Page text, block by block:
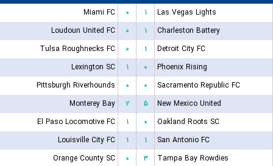
Miami FC
۰ ۱
Las Vegas Lights
Loudoun United FC
۰ ۱
Charleston Battery
Tulsa Roughnecks FC
۰ ۱
Detroit City FC
Lexington SC
۱ ۰
Phoenix Rising
Pittsburgh Riverhounds
۰ ۰
Sacramento Republic FC
Monterey Bay
۲ ۵
New Mexico United
El Paso Locomotive FC
۱ ۰
Oakland Roots SC
Louisville City FC
۱ ۱
San Antonio FC
Orange County SC
۰ ۳ Tampa Bay Rowdies